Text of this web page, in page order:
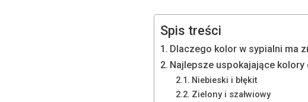
Spis treści
Dlaczego kolor w sypialni ma
Najlepsze uspokajające kolory
Niebieski i błękit
Zielony i szałwiowy